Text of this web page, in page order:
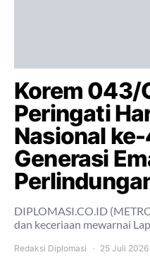
Korem 043/
Peringati
Nasional
Generasi
DIPLOMASI.CO.ID
dan keceriaan mewarnai
Redaksi Diplomasi 25 Juli 2026